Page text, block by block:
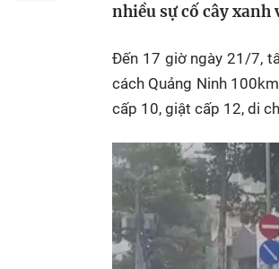
Không gian
Chuyển đổi số
nhiều sự cố cây xanh
Đến 17 giờ ngày 21/7,
cách Quảng Ninh
cấp 10, giật cấp 12, di